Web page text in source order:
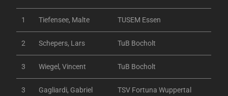
1 Tiefensee, Malte TUSEM Essen
2 Schepers, Lars TuB Bocholt
3 Wiegel, Vincent TuB Bocholt
3 Gagliardi, Gabriel TSV Fortuna Wuppertal